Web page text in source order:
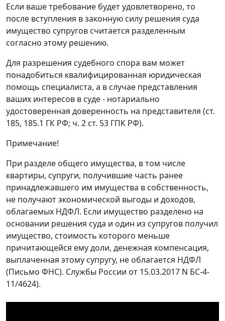
Если ваше требование будет удовлетворено, то
после вступления в законную силу решения суда
имущество супругов считается разделенным
согласно этому решению.
Для разрешения судебного спора вам может
понадобиться квалифицированная юридическая
помощь специалиста, а в случае представления
ваших интересов в суде - нотариально
удостоверенная доверенность на представителя (ст.
185, 185.1 ГК РФ; ч. 2 ст. 53 ГПК РФ).
Примечание!
При разделе общего имущества, в том числе
квартиры, супруги, получившие часть ранее
принадлежавшего им имущества в собственность,
не получают экономической выгоды и доходов,
облагаемых НДФЛ. Если имущество разделено на
основании решения суда и один из супругов получил
имущество, стоимость которого меньше
причитающейся ему доли, денежная компенсация,
выплаченная этому супругу, не облагается НДФЛ
(Письмо ФНС). Службы России от 15.03.2017 N БС-4-
11/4624).